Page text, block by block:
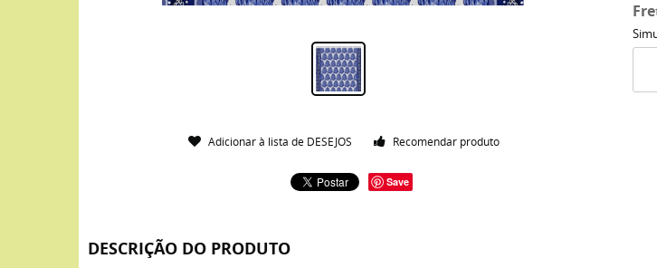
Adicionar à lista de DESEJOS Recomendar produto
Save
DESCRIÇÃO DO PRODUTO